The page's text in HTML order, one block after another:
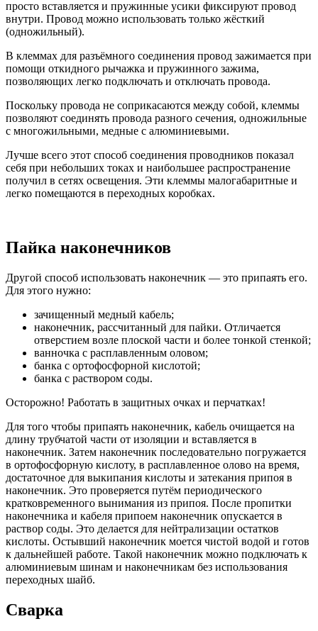
просто вставляется и пружинные усики фиксируют провод
внутри. Провод можно использовать только жёсткий
(одножильный).
В клеммах для разъёмного соединения провод зажимается при
помощи откидного рычажка и пружинного зажима,
позволяющих легко подключать и отключать провода.
Поскольку провода не соприкасаются между собой, клеммы
позволяют соединять провода разного сечения, одножильные
с многожильными, медные с алюминиевыми.
Лучше всего этот способ соединения проводников показал
себя при небольших токах и наибольшее распространение
получил в сетях освещения. Эти клеммы малогабаритные и
легко помещаются в переходных коробках.
Пайка наконечников
Другой способ использовать наконечник — это припаять его.
Для этого нужно:
зачищенный медный кабель;
наконечник, рассчитанный для пайки. Отличается
отверстием возле плоской части и более тонкой стенкой;
ванночка с расплавленным оловом;
банка с ортофосфорной кислотой;
банка с раствором соды.
Осторожно! Работать в защитных очках и перчатках!
Для того чтобы припаять наконечник, кабель очищается на
длину трубчатой части от изоляции и вставляется в
наконечник. Затем наконечник последовательно погружается
в ортофосфорную кислоту, в расплавленное олово на время,
достаточное для выкипания кислоты и затекания припоя в
наконечник. Это проверяется путём периодического
кратковременного вынимания из припоя. После пропитки
наконечника и кабеля припоем наконечник опускается в
раствор соды. Это делается для нейтрализации остатков
кислоты. Остывший наконечник моется чистой водой и готов
к дальнейшей работе. Такой наконечник можно подключать к
алюминиевым шинам и наконечникам без использования
переходных шайб.
Сварка